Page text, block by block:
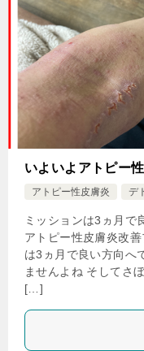
いよいよアトピー
アトピー性皮膚炎 デ
ミッションは3ヵ月で
アトピー性皮膚炎改
は3ヵ月で良い方向へ
ませんよね そしてさ
[…]